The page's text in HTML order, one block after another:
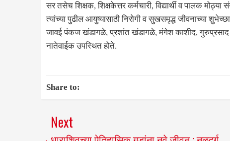
सर तसेच शिक्षक, शिक्षकेत्तर कर्मचारी, विद्यार्थी व पालक मोठ्या
त्यांच्या पुढील आयुष्यासाठी निरोगी व सुखसमृद्ध जीवनाच्या
जावई पंकज खंडागळे, प्रशांत खंडागळे, मंगेश काशीद, गुरुप्रसाद
नातेवाईक उपस्थित होते.
Share to:
Next